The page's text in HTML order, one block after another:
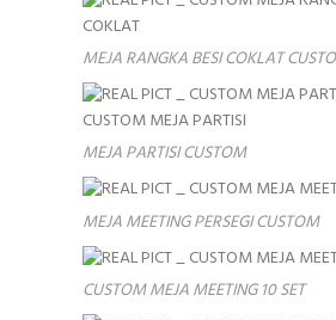
MEJA RANGKA BESI COKLAT
MEJA PARTISI CUSTOM
MEJA MEETING PERSEGI CUSTOM
CUSTOM MEJA MEETING 10 SET